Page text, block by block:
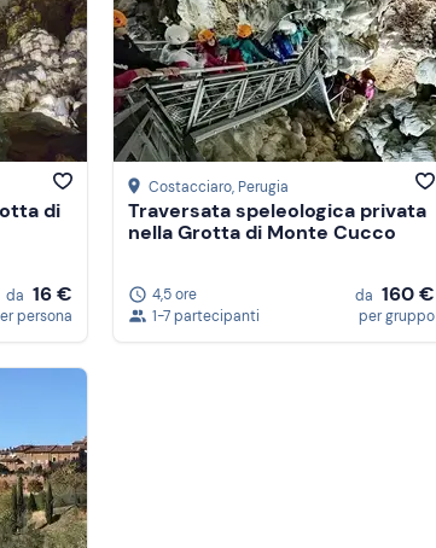
di
da 16 €
persona
Costacciaro, Perugia
Traversata speleologica privata
nella Grotta di Monte Cucco
4,5 ore
1-7 partecipanti
da 160 €
per gruppo